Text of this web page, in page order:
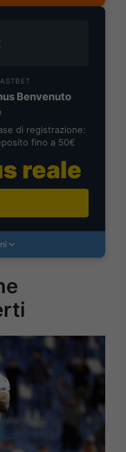
Benvenuto
di registrazione:
fino a 50€
reale